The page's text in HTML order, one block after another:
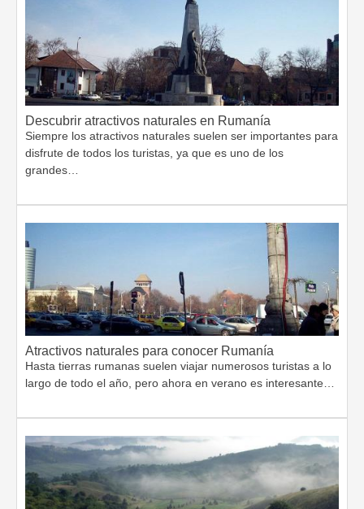
Descubrir atractivos naturales en Rumanía
Siempre los atractivos naturales suelen ser importantes para
disfrute de todos los turistas, ya que es uno de los
grandes…
Atractivos naturales para conocer Rumanía
Hasta tierras rumanas suelen viajar numerosos turistas a lo
largo de todo el año, pero ahora en verano es interesante…